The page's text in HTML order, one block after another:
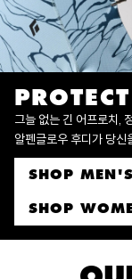
그늘 없는 긴 어프로치,
알펜글로우 후디가 당신
SHOP MEN'S
SHOP